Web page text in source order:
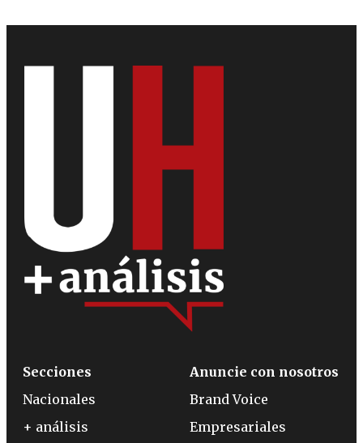
Secciones
Nacionales
+ análisis
Anuncie con nosotros
Brand Voice
Empresariales